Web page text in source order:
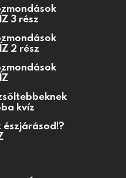
3 rész
2 rész
kvíz
észjárásod!?